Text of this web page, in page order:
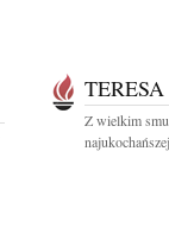
Z wielkim